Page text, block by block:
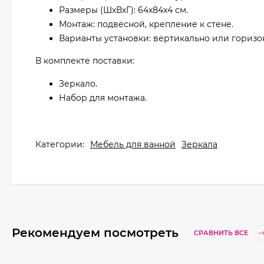
Размеры (ШхВхГ): 64х84х4 см.
Монтаж: подвесной, крепление к стене.
Варианты установки: вертикально или
В комплекте поставки:
Зеркало.
Набор для монтажа.
Категории: Мебель для ванной Зеркала
Рекомендуем посмотреть СРАВНИТЬ ВСЕ